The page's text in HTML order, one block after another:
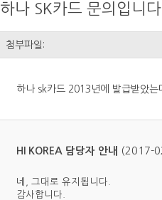
하나 SK카드 문의입니다.
첨부파일:
하나 sk카드 2013년에 발급받았
HI KOREA 담당자 안내 (2017-
네, 그대로 유지됩니다.
감사합니다.